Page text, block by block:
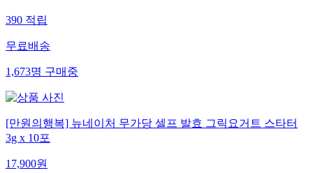
390적립
무료배송
1,673명구매중
[만원의행복] 뉴네이처 무가당 셀프 발효 그릭요거트 스타터
3g x 10포
17,900원